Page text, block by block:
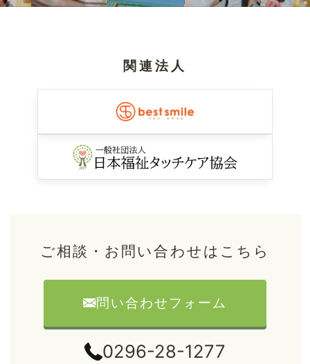
関連法人
ご相談・お問い合わせはこちら
問い合わせフォーム
0296-28-1277